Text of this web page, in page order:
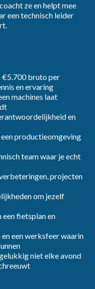
ze en helpt mee
een technisch leider
€5.700 bruto per
en ervaring
machines laat
en
productieomgeving
team waar je echt
projecten
om jezelf
fietsplan en
een werksfeer waarin
niet elke avond